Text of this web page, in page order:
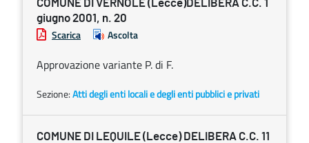
COMUNE DI VERNOLE (Lecce)DELIBERA C.C. 1
giugno 2001, n. 20
Scarica Ascolta
Approvazione variante P. di F.
Sezione:Atti degli enti locali e degli enti pubblici e privati
COMUNE DI LEQUILE (Lecce) DELIBERA C.C. 11